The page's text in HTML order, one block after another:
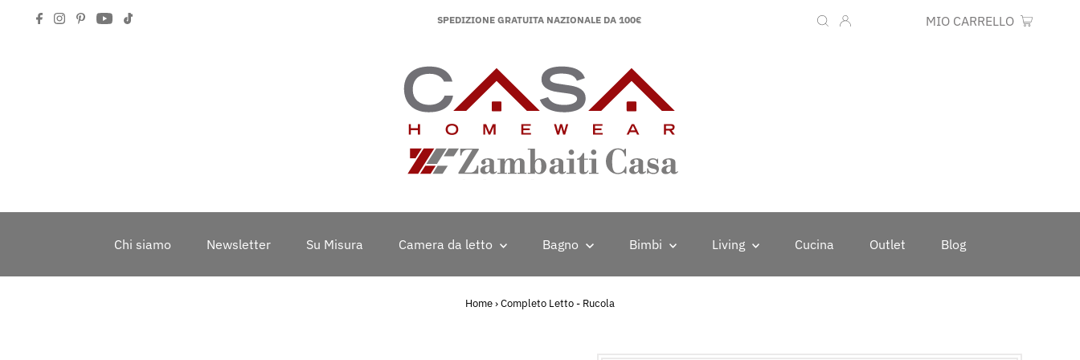
SPEDIZIONE GRATUITA NAZIONALE DA 100€ MIO CARRELLO
Chi siamo Newsletter Su Misura Camera da letto Bagno Bimbi Living Cucina Outlet Blog
Home›Completo Letto - Rucola